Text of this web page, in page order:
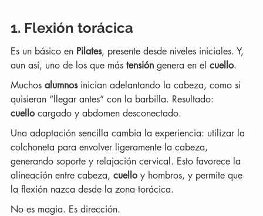
1. Flexión torácica
Es un básico en Pilates, presente desde niveles iniciales. Y,
aun así, uno de los que más tensión genera en el cuello.
Muchos alumnos inician adelantando la cabeza, como si
quisieran “llegar antes” con la barbilla. Resultado:
cuello cargado y abdomen desconectado.
Una adaptación sencilla cambia la experiencia: utilizar la
colchoneta para envolver ligeramente la cabeza,
generando soporte y relajación cervical. Esto favorece la
alineación entre cabeza, cuello y hombros, y permite que
la flexión nazca desde la zona torácica.
No es magia. Es dirección.